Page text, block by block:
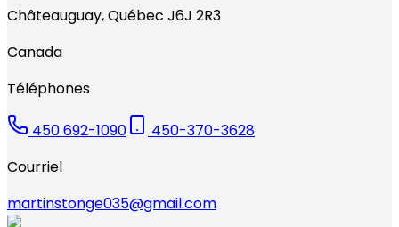
Châteauguay,Québec J6J 2R3
Canada
Téléphones
450 692-1090
450-370-3628
Courriel
martinstonge035@gmail.com